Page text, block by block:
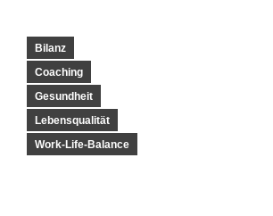
Bilanz
Coaching
Gesundheit
Lebensqualität
Work-Life-Balance